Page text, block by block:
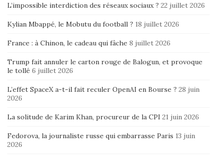
L’impossible interdiction des réseaux sociaux ? 22 juillet 2026
Kylian Mbappé, le Mobutu du football ? 18 juillet 2026
France : à Chinon, le cadeau qui fâche 8 juillet 2026
Trump fait annuler le carton rouge de Balogun, et provoque
le tollé 6 juillet 2026
L’effet SpaceX a-t-il fait reculer OpenAI en Bourse ? 28 juin
2026
La solitude de Karim Khan, procureur de la CPI 21 juin 2026
Fedorova, la journaliste russe qui embarrasse Paris 13 juin
2026